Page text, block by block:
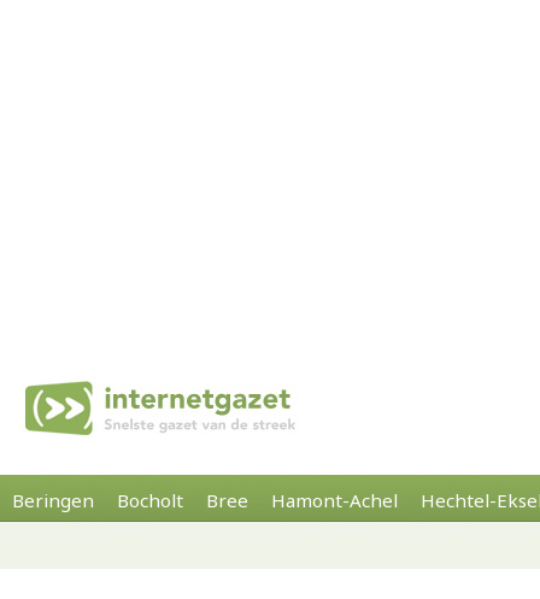
Beringen Bocholt Bree Hamont-Achel Hechtel-